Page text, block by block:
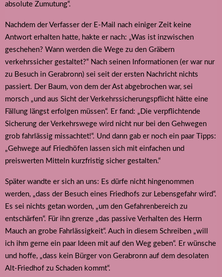
absolute Zumutung“.
Nachdem der Verfasser der E-Mail nach einiger Zeit keine
Antwort erhalten hatte, hakte er nach: „Was ist inzwischen
geschehen? Wann werden die Wege zu den Gräbern
verkehrssicher gestaltet?“ Nach seinen Informationen (er war nur
zu Besuch in Gerabronn) sei seit der ersten Nachricht nichts
passiert. Der Baum, von dem der Ast abgebrochen war, sei
morsch „und aus Sicht der Verkehrssicherungspflicht hätte eine
Fällung längst erfolgen müssen“. Er fand: „Die verpflichtende
Sicherung der Verkehrswege wird nicht nur bei den Gehwegen
grob fahrlässig missachtet!“. Und dann gab er noch ein paar Tipps:
„Gehwege auf Friedhöfen lassen sich mit einfachen und
preiswerten Mitteln kurzfristig sicher gestalten.“
Später wandte er sich an uns: Es dürfe nicht hingenommen
werden, „dass der Besuch eines Friedhofs zur Lebensgefahr wird“.
Es sei nichts getan worden, „um den Gefahrenbereich zu
entschärfen“. Für ihn grenze „das passive Verhalten des Herrn
Mauch an grobe Fahrlässigkeit“. Auch in diesem Schreiben „will
ich ihm gerne ein paar Ideen mit auf den Weg geben“. Er wünsche
und hoffe, „dass kein Bürger von Gerabronn auf dem desolaten
Alt-Friedhof zu Schaden kommt“.